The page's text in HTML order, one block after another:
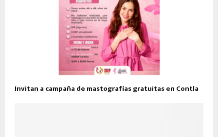
Invitan a campaña de mastografías gratuitas en Contla